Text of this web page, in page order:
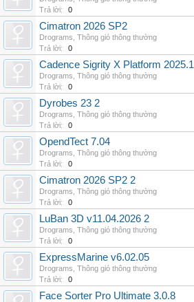
Trả lời:
0
Cimatron 2026 SP2
Drograms Thông gió thông thường
Trả lời:
0
Cadence Sigrity X Platform 2025.1
Drograms Thông gió thông thường
Trả lời:
0
Dyrobes 23 2
Drograms Thông gió thông thường
Trả lời:
0
OpendTect 7.04
Drograms Thông gió thông thường
Trả lời:
0
Cimatron 2026 SP2 2
Drograms Thông gió thông thường
Trả lời:
0
LuBan 3D v11.04.2026 2
Drograms Thông gió thông thường
Trả lời:
0
ExpressMarine v6.02.05
Drograms Thông gió thông thường
Trả lời:
0
Face Sorter Pro Ultimate 3.0.8